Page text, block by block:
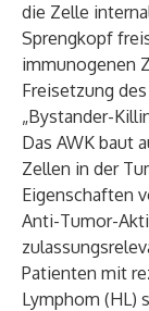
die Zelle
Sprengkopf
immunogenen
Freisetzung
„Bystander-
Das AWK baut
Zellen in der
Eigenschaften
Anti-Tumor-
Patienten mit
Lymphom (HL)